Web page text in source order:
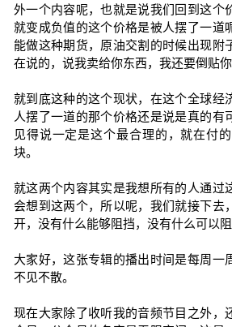
外一个内容呢，也就是说我们回到这个
就变成负值的这个价格是被人摆了一道
能做这种期货，原油交割的时候出现附
在说的，说我卖给你东西，我还要倒贴你
就到底这种的这个现状，在这个全球经
人摆了一道的那个价格还是说是真的有
见得说一定是这个最合理的，就在付
块。
就这两个内容其实是我想所有的人通过
会想到这两个，所以呢，我们就接下去
开，没有什么能够阻挡，没有什么可以阻
大家好，这张专辑的播出时间是每周一
不见不散。
现在大家除了收听我的音频节目之外，